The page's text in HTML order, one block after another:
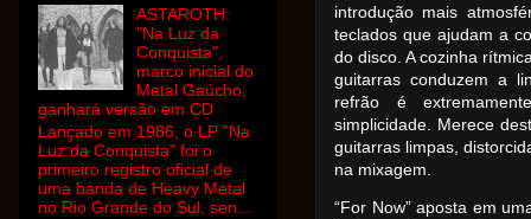
introdução mais
teclados que ajudam a
do disco. A cozinha
guitarras conduzem a
refrão é
simplicidade. Merece
guitarras limpas,
na mixagem.
“For Now” aposta em
ASTAROTH:
"Na Luz da
Conquista",
marco inicial do
Metal Gaúcho,
ganhará versão em CD
Lançado em 1986, o LP "Na
Luz da Conquista" foi o
primeiro registro oficial de
uma banda de Heavy Metal
no Rio Grande do Sul, sen...